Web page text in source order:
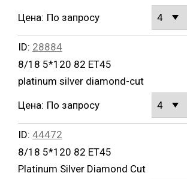
Цена: По запросу
ID: 28884
8/18 5*120 82 ET45
platinum silver diamond-cut
Цена: По запросу
ID: 44472
8/18 5*120 82 ET45
Platinum Silver Diamond Cut